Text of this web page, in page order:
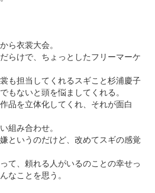
ら衣裳大会。
らけで、ちょっとしたフリーマーケ
も担当してくれるスギこと杉浦慶子
もないと頭を悩ましてくれる。
品を立体化してくれ、それが面白
組み合わせ。
というのだけど、改めてスギの感覚
て、頼れる人がいるのことの幸せっ
なことを思う。